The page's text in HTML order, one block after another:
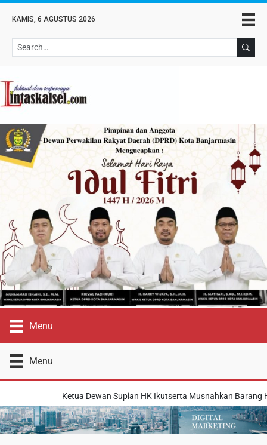
KAMIS, 6 AGUSTUS 2026
Menu
Menu
Ketua Dewan Supian HK Ikutserta Musnahkan Barang Haram